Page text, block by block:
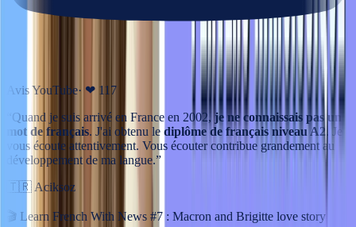
Avis YouTube· ❤ 117
Quand je suis arrivé en France en 2002,je ne connaissais pas un
mot de français. J'ai obtenu le diplôme de français niveau A2 . Je
vous écoute attentivement. Vous écouter contribue grandement au
développement de ma langue.”
🇹🇷 Aciksoz
🎬 Learn French With News #7 : Macron and Brigitte love story